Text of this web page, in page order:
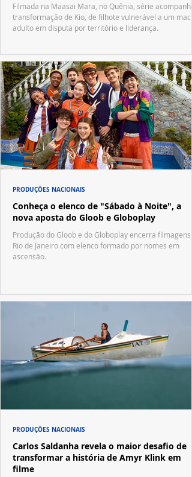
Filmada na Maasai Mara, no Quênia, série acompanha
transformação de Kio, de filhote vulnerável a um
adulto em disputa por território e liderança.
Conheça o elenco de "Sábado à Noite", a
nova aposta do Gloob e Globoplay
Produção do Gloob e do Globoplay encerra filmagens
Rio de Janeiro com elenco formado por nomes em
ascensão.
PRODUÇÕES NACIONAIS
Carlos Saldanha revela o maior desafio de
transformar a história de Amyr Klink em
filme
PRODUÇÕES NACIONAIS